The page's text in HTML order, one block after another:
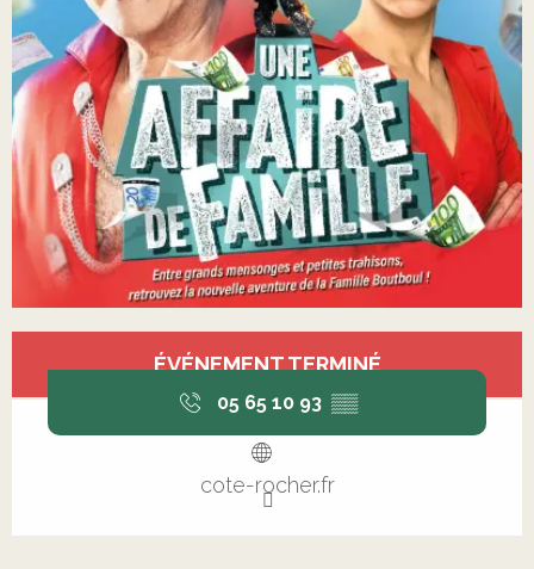
Ouverture et coordonnées
ÉVÉNEMENT TERMINÉ
05 65 10 93 ▒▒
cote-rocher.fr